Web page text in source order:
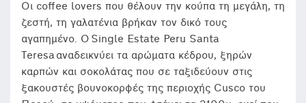
Οι coffee lovers που θέλουν την κούπα τη μεγάλη, τη
ζεστή, τη γαλατένια βρήκαν τον δικό τους
αγαπημένο. Ο Single Estate Peru Santa
Teresa αναδεικνύει τα αρώματα κέδρου, ξηρών
καρπών και σοκολάτας που σε ταξιδεύουν στις
ξακουστές βουνοκορφές της περιοχής Cusco του